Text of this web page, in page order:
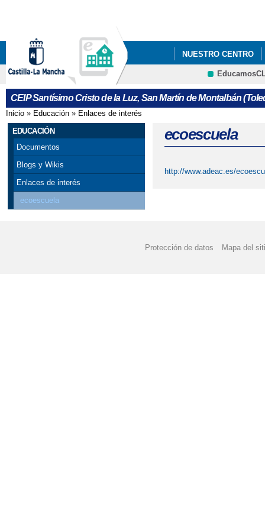
NUESTRO CENTRO
CARTA DE
CEIP Santísimo Cristo de la Luz, San Martín de Montalbán
Se encuentra usted aquí
Inicio » Educación » Enlaces de interés
EDUCACIÓN
Documentos
Blogs y Wikis
Enlaces de interés
ecoescuela
ecoescuela
http://www.adeac.es/
Protección de datos Mapa del